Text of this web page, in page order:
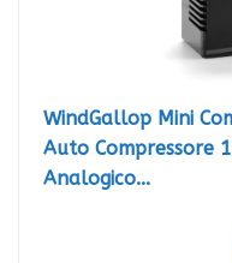
WindGallop Mini
Auto Compressore
Analogico...